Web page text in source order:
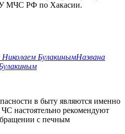
МЧС РФ по Хакасии.
Названа
в быту являются именно
настоятельно рекомендуют
с печным